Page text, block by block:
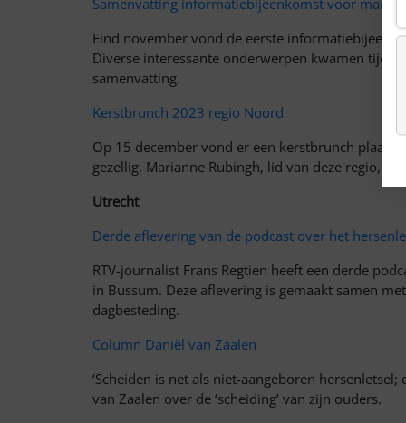
Samenvatting informatiebijeenkomst voor
Eind november vond de eerste
Diverse interessante onderwerpen kwamen
samenvatting.
Kerstbrunch 2023 regio Noord
Op 15 december vond er een kerstbrunch plaats
gezellig. Marianne Rubingh, lid van deze regio,
Utrecht
Derde aflevering van de podcast over het
RTV-journalist Frans Regtien heeft een derde
in Bussum. Deze aflevering is gemaakt samen
dagbesteding.
Column Daniël van Zaalen
‘Scheiden is net als niet-aangeboren
van Zaalen over de ‘scheiding’ van zijn ouders.